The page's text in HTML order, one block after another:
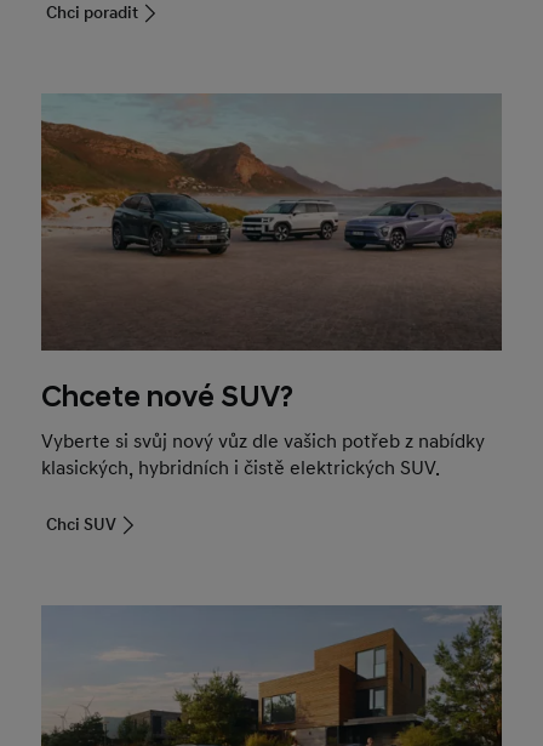
Chci poradit
Chcete nové SUV?
Vyberte si svůj nový vůz dle vašich potřeb z nabídky
klasických, hybridních i čistě elektrických SUV.
Chci SUV